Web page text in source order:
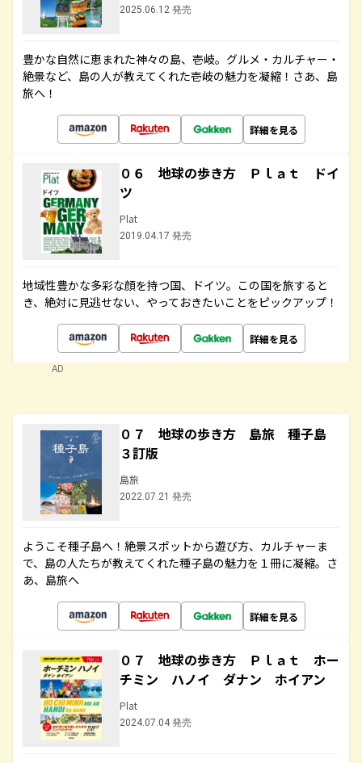
2025.06.12 発売
豊かな自然に恵まれた神々の島、壱岐。グルメ・カルチャー・
絶景など、島の人が教えてくれた壱岐の魅力を凝縮！さあ、島
旅へ！
詳細を見る
０６ 地球の歩き方 Ｐｌａｔ ドイ
ツ
Plat
2019.04.17 発売
地域性豊かな多彩な顔を持つ国、ドイツ。この国を旅すると
き、絶対に見逃せない、やっておきたいことをピックアップ！
詳細を見る
AD
０７ 地球の歩き方 島旅 種子島
３訂版
島旅
2022.07.21 発売
ようこそ種子島へ！絶景スポットから遊び方、カルチャーま
で、島の人たちが教えてくれた種子島の魅力を１冊に凝縮。さ
あ、島旅へ
詳細を見る
０７ 地球の歩き方 Ｐｌａｔ ホー
チミン ハノイ ダナン ホイアン
Plat
2024.07.04 発売